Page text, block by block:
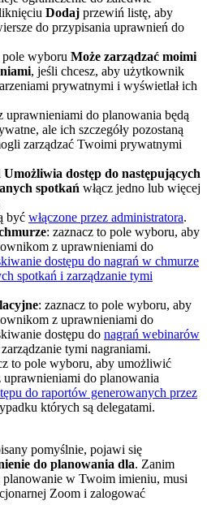
Dodaj przewiń listę, aby
do przypisania uprawnień do
wyboru Może zarządzać moimi
, jeśli chcesz, aby użytkownik
prywatnymi i wyświetlał ich
uprawnieniami do planowania będą
ale ich szczegóły pozostaną
zarządzać Twoimi prywatnymi
Umożliwia dostęp do następujących
spotkań włącz jedno lub więcej
być włączone przez administratora.
: zaznacz to pole wyboru, aby
z uprawnieniami do
dostępu do nagrań w chmurze
spotkań i zarządzanie tymi
: zaznacz to pole wyboru, aby
z uprawnieniami do
dostępu do nagrań webinarów
tymi nagraniami.
to pole wyboru, aby umożliwić
do planowania
do raportów generowanych przez
których są delegatami.
pomyślnie, pojawi się
do planowania dla. Zanim
planowanie w Twoim imieniu, musi
Zoom i zalogować